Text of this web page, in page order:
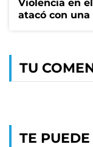
Violencia en
atacó con
TU
TE